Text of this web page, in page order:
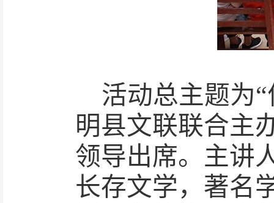
活动总主题为
明县文联联合主
领导出席。主讲
长存文学，著名